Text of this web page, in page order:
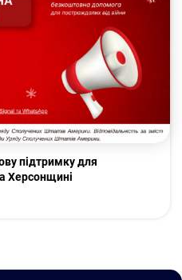
підтримку для
Херсонщині